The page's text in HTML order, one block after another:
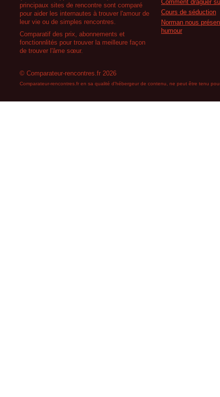
principaux sites de rencontre sont comparé
pour aider les internautes à trouver l'amour de
leur vie ou de simples rencontres.
Comparatif des prix, abonnements et
fonctionnlités pour trouver la meilleure façon
de trouver l'âme sœur.
Comment draguer
Cours de séduction
Norman nous
humour
© Comparateur-rencontres.fr 2026
Comparateur-rencontres.fr en sa qualité d'hébergeur de contenu, ne peut être tenu